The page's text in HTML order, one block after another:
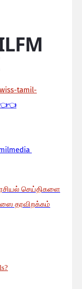
tamil-
செய்திகளை
தரவிறக்கம்